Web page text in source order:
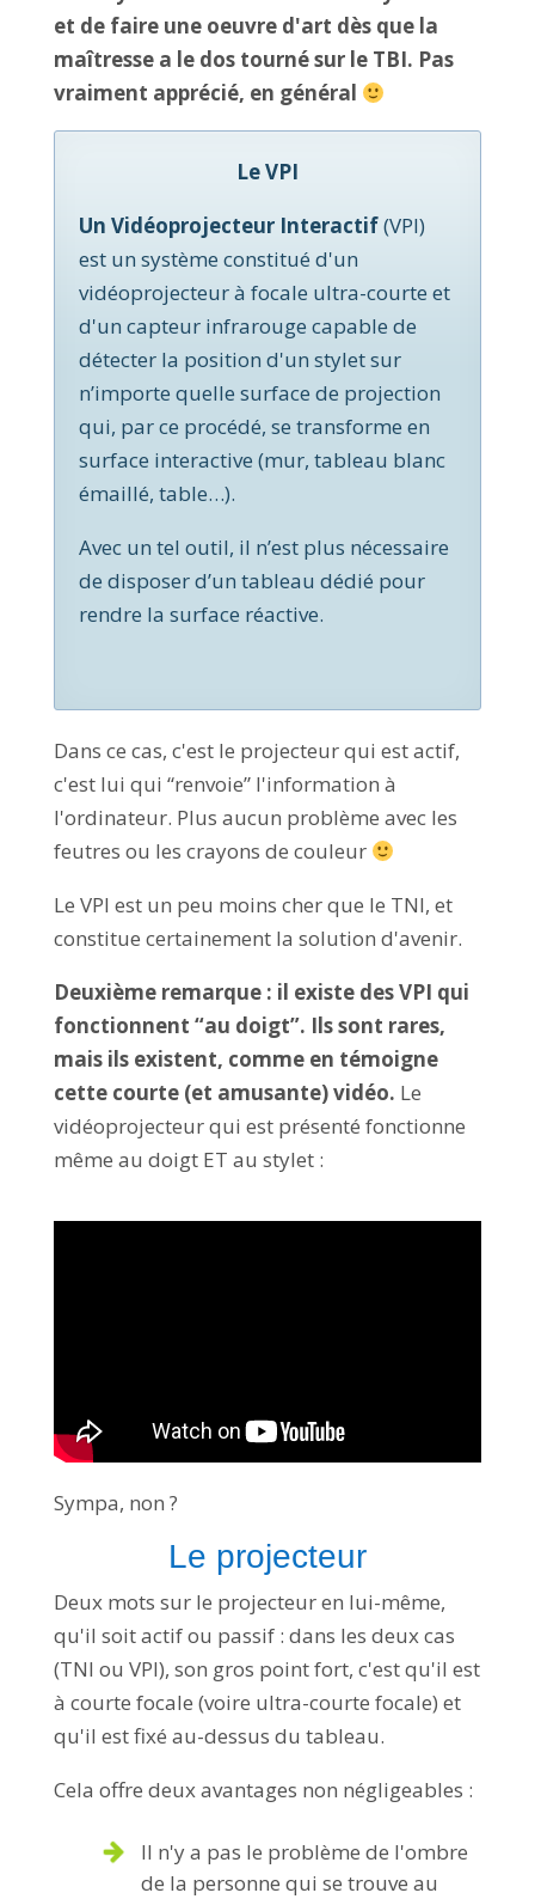
et de faire une oeuvre d'art dès que la
maîtresse a le dos tourné sur le TBI. Pas
vraiment apprécié, en général
Le VPI
Un Vidéoprojecteur Interactif(VPI)
est un système constitué d'un
vidéoprojecteur à focale ultra-courte et
d'un capteur infrarouge capable de
détecter la position d'un stylet sur
n’importe quelle surface de projection
qui, par ce procédé, se transforme en
surface interactive (mur, tableau blanc
émaillé, table…).
Avec un tel outil, il n’est plus nécessaire
de disposer d’un tableau dédié pour
rendre la surface réactive.
Dans ce cas, c'est le projecteur qui est actif,
c'est lui qui “renvoie” l'information à
l'ordinateur. Plus aucun problème avec les
feutres ou les crayons de couleur
Le VPI est un peu moins cher que le TNI, et
constitue certainement la solution d'avenir.
Deuxième remarque : il existe des VPI qui
fonctionnent “au doigt”. Ils sont rares,
mais ils existent, comme en témoigne
cette courte (et amusante) vidéo. Le
vidéoprojecteur qui est présenté fonctionne
même au doigt ET au stylet :
Sympa, non ?
Le projecteur
Deux mots sur le projecteur en lui-même,
qu'il soit actif ou passif : dans les deux cas
(TNI ou VPI), son gros point fort, c'est qu'il est
à courte focale (voire ultra-courte focale) et
qu'il est fixé au-dessus du tableau.
Cela offre deux avantages non négligeables :
Il n'y a pas le problème de l'ombre
de la personne qui se trouve au